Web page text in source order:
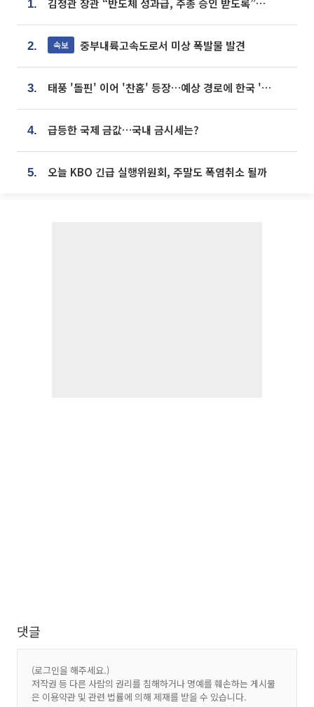
1. 김정관 장관 “반도체 성과급, 주총 승인 받도록”…상법·자본시장법 개정 시사
2. 속보 중부내륙고속도로서 미상 폭발물 발견
3. 태풍 '돌핀' 이어 '찬홈' 등장…예상 경로에 한국 '한숨'
4. 급등한 국제 금값…국내 금시세는?
5. 오늘 KBO 긴급 실행위원회, 주말도 폭염취소 될까
댓글